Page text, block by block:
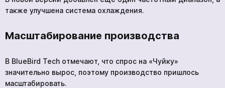
также улучшена система охлаждения.
Масштабирование производства
В BlueBird Tech отмечают, что спрос на «Чуйку»
значительно вырос, поэтому производство пришлось
масштабировать.